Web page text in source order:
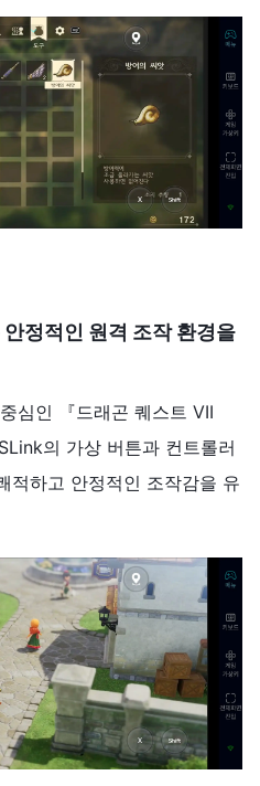
정적인 원격 조작 환경을
심인 『드래곤 퀘스트 VII
의 가상 버튼과 컨트롤러
적하고 안정적인 조작감을 유